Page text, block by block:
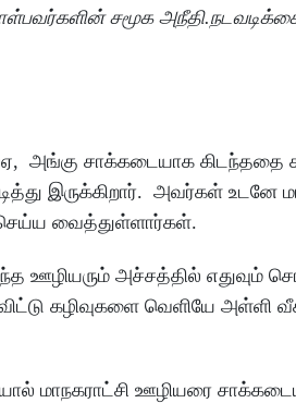
சமூக
அங்கு சாக்கடையாக
இருக்கிறார். அவர்கள் உடனே
வைத்துள்ளார்கள்.
அச்சத்தில் எதுவும்
கழிவுகளை வெளியே அள்ளி
மாநகராட்சி ஊழியரை